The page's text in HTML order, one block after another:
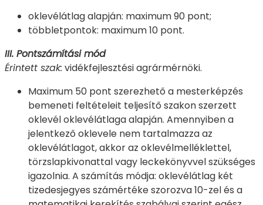
oklevélátlag alapján: maximum 90 pont;
többletpontok: maximum 10 pont.
III. Pontszámítási mód
Érintett szak: vidékfejlesztési agrármérnöki.
Maximum 50 pont szerezhető a mesterképzés
bemeneti feltételeit teljesítő szakon szerzett
oklevél oklevélátlaga alapján. Amennyiben a
jelentkező oklevele nem tartalmazza az
oklevélátlagot, akkor az oklevélmelléklettel,
törzslapkivonattal vagy leckekönyvvel szükséges
igazolnia. A számítás módja: oklevélátlag két
tizedesjegyes számértéke szorozva 10-zel és a